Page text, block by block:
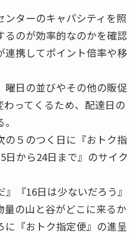
ターのキャパシティを照
るのが効率的なのかを確認
連携してポイント倍率や移
日の並びやその他の販促
ってくるため、配達日の
５のつく日に『おトク指
日から24日まで』のサイク
』『16日は少ないだろう』
量の山と谷がどこに来るか
『おトク指定便』の進呈